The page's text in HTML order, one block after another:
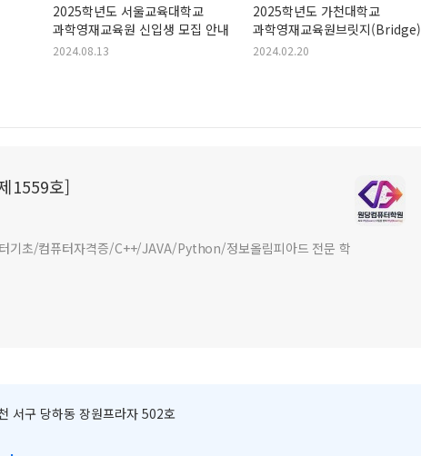
2025학년도 서울교육대학교
과학영재교육원 신입생 모집 안내
2024.08.13
2025학년도 가천대학교
과학영재교육원브릿지(Bridge)
전형 모집요강
2024.02.20
1559호]
기초/컴퓨터자격증/C++/JAVA/Python/정보올림피아드 전문 학
서구 당하동 장원프라자 502호